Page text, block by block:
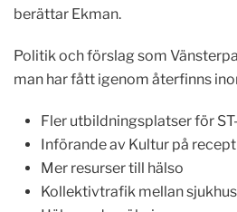
berättar Ekman.
Politik och förslag som
man har fått igenom återfinns
Fler utbildningsplatser för
Införande av Kultur på recept
Mer resurser till hälso
Kollektivtrafik mellan